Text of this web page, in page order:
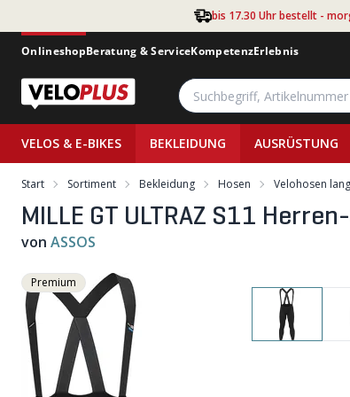
bis 17.30 Uhr bestellt -
OnlineshopBeratung & ServiceKompetenzErlebnis
VELOS & E-BIKES BEKLEIDUNG AUSRÜSTUNG
Start Sortiment Bekleidung Hosen Velohosen lang
MILLE GT ULTRAZ S11
von ASSOS
Premium